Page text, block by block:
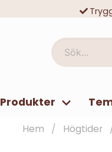
Sök...
Produkter
Hem Högtider